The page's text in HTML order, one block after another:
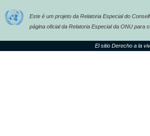
Este é um projeto da Relatoria Especial do
página oficial da Relatoria Especial da ONU para
El sitio Derecho a la